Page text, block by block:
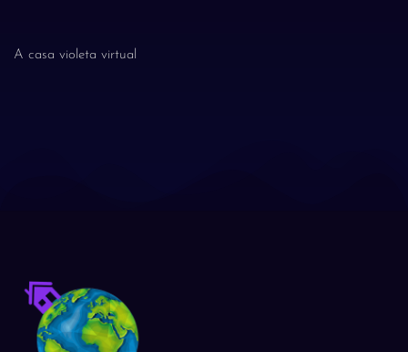
A casa violeta virtual